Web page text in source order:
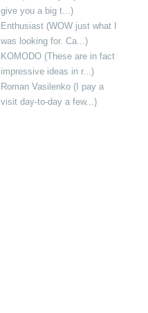
give you a big t...)
Enthusiast (WOW just what I
was looking for. Ca...)
KOMODO (These are in fact
impressive ideas in r...)
Roman Vasilenko (I pay a
visit day-to-day a few...)